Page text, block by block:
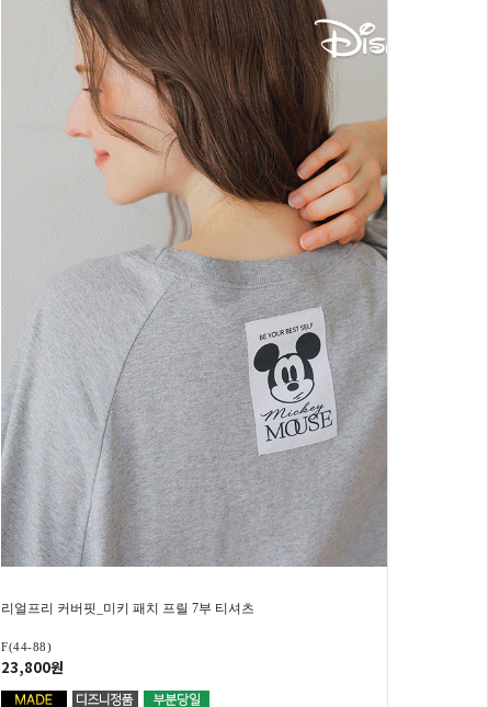
리얼프리 커버핏_미키 패치 프릴 7부 티셔츠
F(44-88)
23,800원